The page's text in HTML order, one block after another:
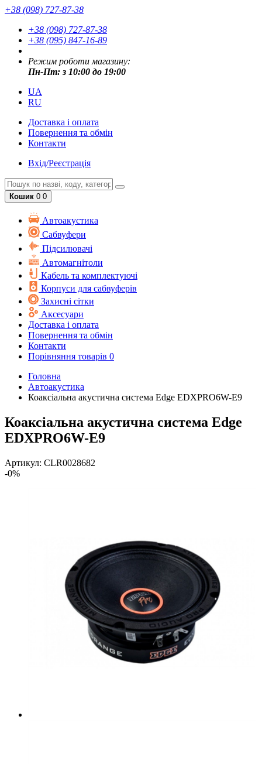
+38 (098) 727-87-38
+38 (098) 727-87-38
+38 (095) 847-16-89
Режим роботи магазину:
Пн-Пт: з 10:00 до 19:00
UA
RU
Доставка і оплата
Повернення та обмін
Контакти
Вхід/Реєстрація
Кошик 0 0
Автоакустика
Cабвуфери
Підсилювачі
Автомагнітоли
Кабель та комплектуючі
Корпуси для сабвуферів
Захисні сітки
Аксесуари
Доставка і оплата
Повернення та обмін
Контакти
Порівняння товарів 0
Головна
Автоакустика
Коаксіальна акустична система Edge EDXPRO6W-E9
Коаксіальна акустична система Edge
EDXPRO6W-E9
Артикул: CLR0028682
-0%